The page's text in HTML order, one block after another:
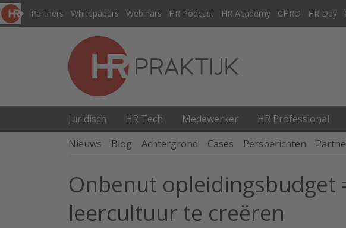
Partners Whitepapers Webinars HR Podcast HR Academy CHRO HR Day
Juridisch HR Tech Medewerker HR Professional
Nieuws
Blog Achtergrond Cases Persberichten
Onbenut opleidingsbudget
leercultuur te creëren